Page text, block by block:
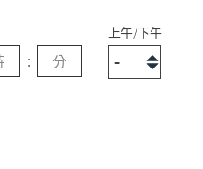
上午/下午